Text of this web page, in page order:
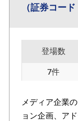
（証券コード
登場数
7件
メディア企業
ョン企画、ア